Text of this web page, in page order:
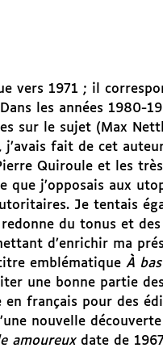
vers 1971 ; il
les années 1980-
sur le sujet (Max
fait de cet
Quiroule et les
j’opposais aux
Je tentais
du tonus et
d’enrichir ma
emblématique À
une bonne partie
français pour des
nouvelle
amoureux date de